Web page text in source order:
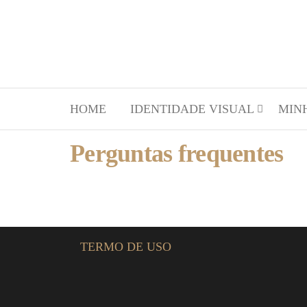
HOME IDENTIDADE VISUAL
Perguntas frequentes
TERMO DE USO